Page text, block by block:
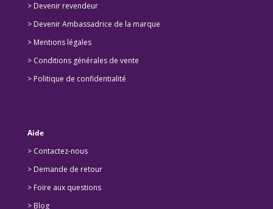
> Devenir revendeur
> Devenir Ambassadrice de la marque
> Mentions légales
> Conditions générales de vente
> Politique de confidentialité
Aide
> Contactez-nous
> Demande de retour
> Foire aux questions
> Blog